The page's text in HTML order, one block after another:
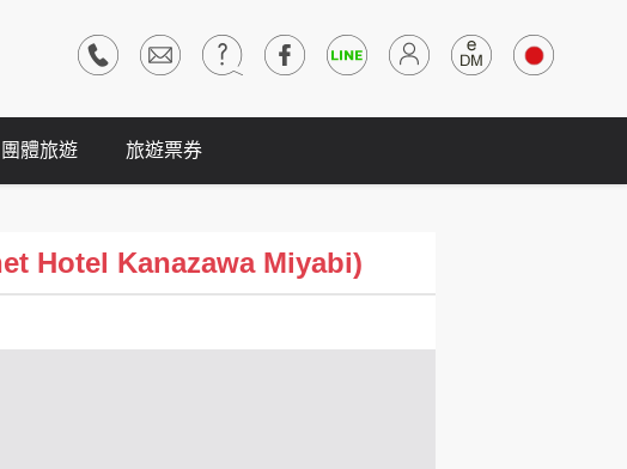
團體旅遊 旅遊票券
Hotel Kanazawa Miyabi)